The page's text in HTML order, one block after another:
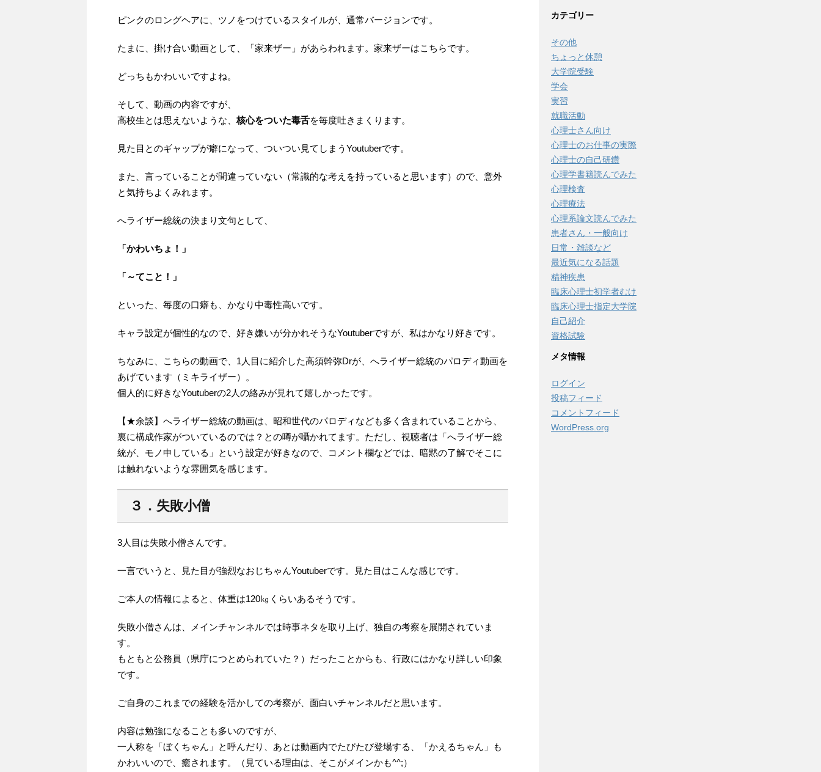
ピンクのロングヘアに、ツノをつけているスタイルが、通常バージョンです。
たまに、掛け合い動画として、「家来ザー」があらわれます。家来ザーはこちらです。
どっちもかわいいですよね。
そして、動画の内容ですが、
高校生とは思えないような、 核心をついた毒舌を毎度吐きまくります。
見た目とのギャップが癖になって、ついつい見てしまうYoutuberです。
また、言っていることが間違っていない（常識的な考えを持っていると思います）ので、意外
と気持ちよくみれます。
へライザー総統の決まり文句として、
「かわいちょ！」
「～てこと！」
といった、毎度の口癖も、かなり中毒性高いです。
キャラ設定が個性的なので、好き嫌いが分かれそうなYoutuberですが、私はかなり好きです。
ちなみに、こちらの動画で、1人目に紹介した高須幹弥Drが、へライザー総統のパロディ動画を
あげています（ミキライザー）。
個人的に好きなYoutuberの2人の絡みが見れて嬉しかったです。
【★余談】へライザー総統の動画は、昭和世代のパロディなども多く含まれていることから、
裏に構成作家がついているのでは？との噂が囁かれてます。ただし、視聴者は「へライザー総
統が、モノ申している」という設定が好きなので、コメント欄などでは、暗黙の了解でそこに
は触れないような雰囲気を感じます。
３．失敗小僧
3人目は失敗小僧さんです。
一言でいうと、見た目が強烈なおじちゃんYoutuberです。見た目はこんな感じです。
ご本人の情報によると、体重は120㎏くらいあるそうです。
失敗小僧さんは、メインチャンネルでは時事ネタを取り上げ、独自の考察を展開されていま
す。
もともと公務員（県庁につとめられていた？）だったことからも、行政にはかなり詳しい印象
です。
ご自身のこれまでの経験を活かしての考察が、面白いチャンネルだと思います。
内容は勉強になることも多いのですが、
一人称を「ぼくちゃん」と呼んだり、あとは動画内でたびたび登場する、「かえるちゃん」も
かわいいので、癒されます。（見ている理由は、そこがメインかも^^;）
カテゴリー
その他
ちょっと休憩
大学院受験
学会
実習
就職活動
心理士さん向け
心理士のお仕事の実際
心理士の自己研鑽
心理学書籍読んでみた
心理検査
心理療法
心理系論文読んでみた
患者さん・一般向け
日常・雑談など
最近気になる話題
精神疾患
臨床心理士初学者むけ
臨床心理士指定大学院
自己紹介
資格試験
メタ情報
ログイン
投稿フィード
コメントフィード
WordPress.org